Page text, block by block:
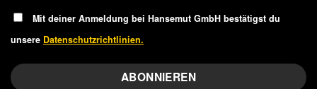
Mit deiner Anmeldung bei Hansemut GmbH bestätigst du
unsere Datenschutzrichtlinien.